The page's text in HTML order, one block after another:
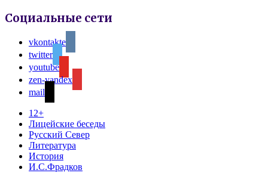
Социальные сети
vkontakte
twitter
youtube
zen-yandex
mail
12+
Лицейские беседы
Русский Север
Литература
История
И.С.Фрадков